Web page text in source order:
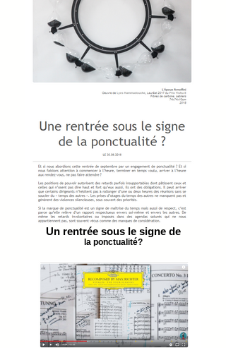
Un rentrée sous le signe de
la ponctualité?